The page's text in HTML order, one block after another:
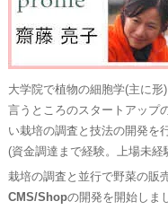
大学院で植物の細胞学(主に
言うところのスタートアップ
い栽培の調査と技法の開発を
(資金調達まで経験。上場未経
栽培の調査と並行で野菜の販
CMS/Shopの開発を開始しま